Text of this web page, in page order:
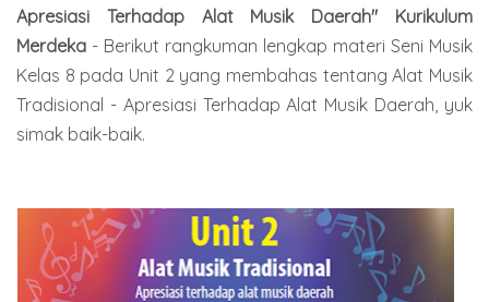
Apresiasi Terhadap Alat Musik Daerah" Kurikulum
Merdeka - Berikut rangkuman lengkap materi Seni Musik
Kelas 8 pada Unit 2 yang membahas tentangAlat Musik
Tradisional - Apresiasi Terhadap Alat Musik Daerah , yuk
simak baik-baik.